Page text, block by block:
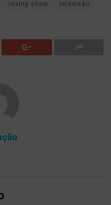
reality show televisão